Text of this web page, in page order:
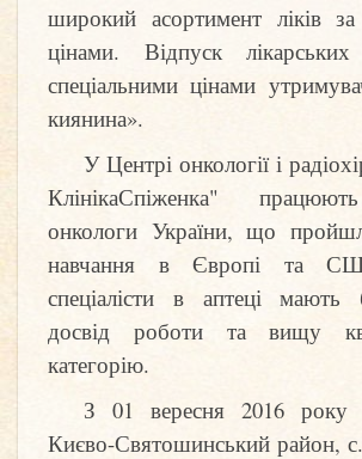
широкий асортимент ліків
цінами. Відпуск
спеціальними цінами
киянина».
У Центрі онкології і
КлінікаСпіженка"
онкологи України, що
навчання в Європі та
спеціалісти в аптеці мають
досвід роботи та вищу
категорію.
З 01 вересня 2016 року
Києво-Святошинський район, с.